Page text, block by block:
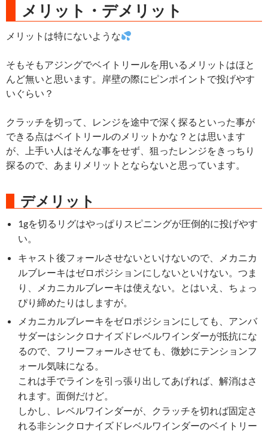
メリット・デメリット
メリットは特にないような
そもそもアジングでベイトリールを用いるメリットはほと
んど無いと思います。岸壁の際にピンポイントで投げやす
いぐらい？
クラッチを切って、レンジを途中で深く探るといった事が
できる点はベイトリールのメリットかな？とは思います
が、上手い人はそんな事をせず、狙ったレンジをきっちり
探るので、あまりメリットとならないと思っています。
デメリット
1gを切るリグはやっぱりスピニングが圧倒的に投げやす
い。
キャスト後フォールさせないといけないので、メカニカ
ルブレーキはゼロポジションにしないといけない。つま
り、メカニカルブレーキは使えない。とはいえ、ちょっ
ぴり締めたりはしますが。
メカニカルブレーキをゼロポジションにしても、アンバ
サダーはシンクロナイズドレベルワインダーが抵抗にな
るので、フリーフォールさせても、微妙にテンションフ
ォール気味になる。
これは手でラインを引っ張り出してあげれば、解消はさ
れます。面倒だけど。
しかし、レベルワインダーが、クラッチを切れば固定さ
れる非シンクロナイズドレベルワインダーのベイトリー